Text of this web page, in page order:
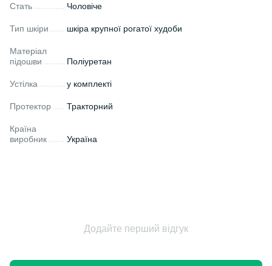
Стать Чоловіче
Тип шкіри шкіра крупної рогатої худоби
Матеріал
підошви
Поліуретан
Устілка у комплекті
Протектор Тракторний
Країна
виробник
Україна
Додайте перший відгук